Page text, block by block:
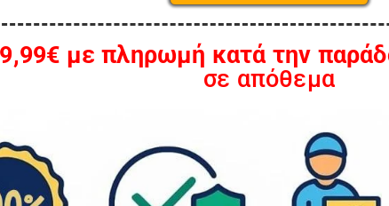
με πληρωμή κατά την
σε απόθεμα